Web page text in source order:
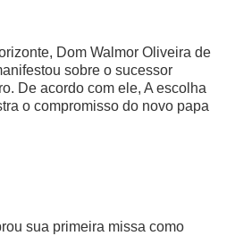
Dom Walmor Oliveira de
sobre o sucessor
De acordo com ele, A escolha
o compromisso do novo papa
sua primeira missa como